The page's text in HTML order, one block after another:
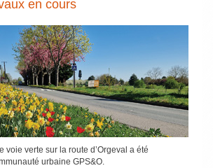
en cours
voie verte sur la route d’Orgeval a été
urbaine GPS&O.